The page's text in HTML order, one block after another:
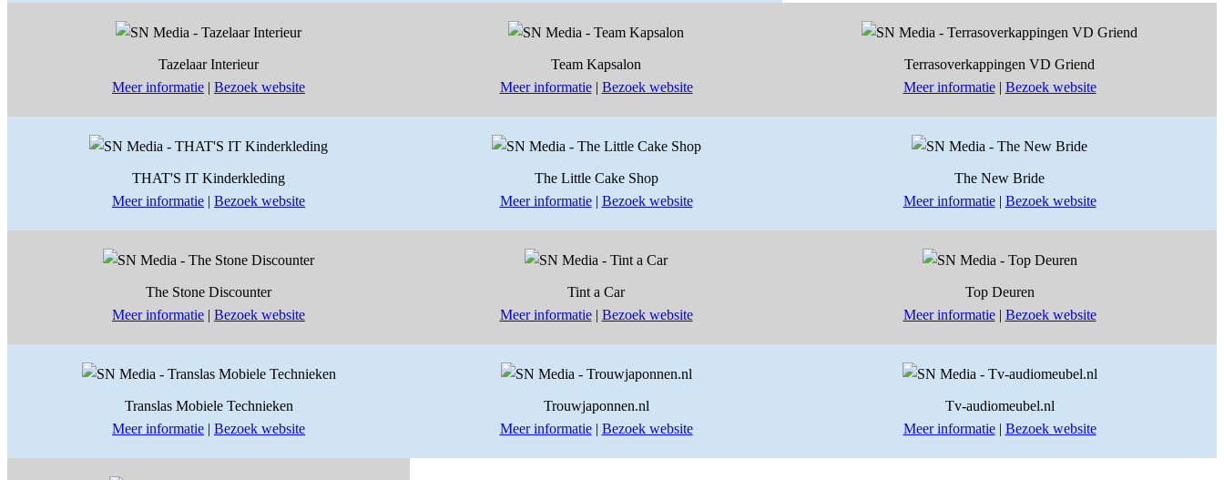
Tazelaar Interieur
Meer informatie | Bezoek website
Team Kapsalon
Meer informatie| Bezoek website
Terrasoverkappingen VD Griend
Meer informatie| Bezoek website
THAT'S IT Kinderkleding
Meer informatie | Bezoek website
The Little Cake Shop
Meer informatie| Bezoek website
The New Bride
Meer informatie| Bezoek website
The Stone Discounter
Meer informatie | Bezoek website
Tint a Car
Meer informatie| Bezoek website
Top Deuren
Meer informatie| Bezoek website
Translas Mobiele Technieken
Meer informatie | Bezoek website
Trouwjaponnen.nl
Meer informatie| Bezoek website
Tv-audiomeubel.nl
Meer informatie| Bezoek website